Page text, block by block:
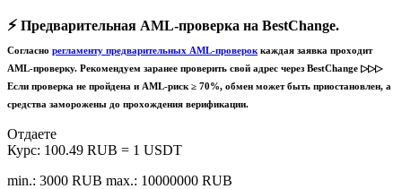
⚡️ Предварительная AML-проверка на BestChange.
Согласно регламенту предварительных AML-проверок каждая заявка проходит
AML-проверку. Рекомендуем заранее проверить свой адрес через BestChange ▷▷▷
Если проверка не пройдена и AML-риск ≥ 70%, обмен может быть приостановлен, а
средства заморожены до прохождения верификации.
Отдаете
Курс: 100.49 RUB = 1 USDT
min.: 3000 RUB max.: 10000000 RUB